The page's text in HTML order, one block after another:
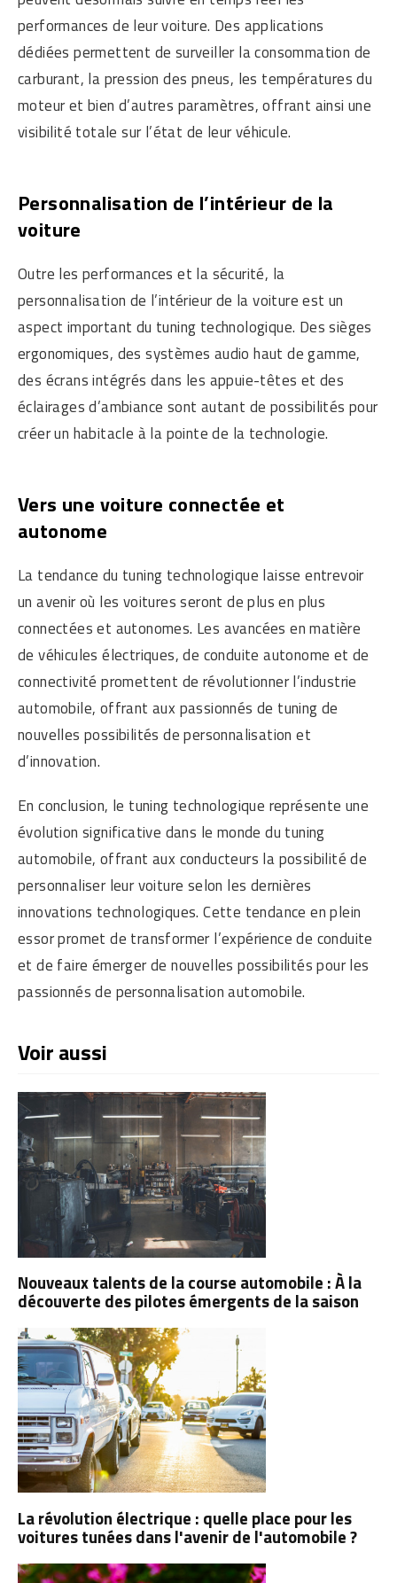
performances de leur voiture. Des applications
dédiées permettent de surveiller la consommation de
carburant, la pression des pneus, les températures du
moteur et bien d’autres paramètres, offrant ainsi une
visibilité totale sur l’état de leur véhicule.
Personnalisation de l’intérieur de la
voiture
Outre les performances et la sécurité, la
personnalisation de l’intérieur de la voiture est un
aspect important du tuning technologique. Des sièges
ergonomiques, des systèmes audio haut de gamme,
des écrans intégrés dans les appuie-têtes et des
éclairages d’ambiance sont autant de possibilités pour
créer un habitacle à la pointe de la technologie.
Vers une voiture connectée et
autonome
La tendance du tuning technologique laisse entrevoir
un avenir où les voitures seront de plus en plus
connectées et autonomes. Les avancées en matière
de véhicules électriques, de conduite autonome et de
connectivité promettent de révolutionner l’industrie
automobile, offrant aux passionnés de tuning de
nouvelles possibilités de personnalisation et
d’innovation.
En conclusion, le tuning technologique représente une
évolution significative dans le monde du tuning
automobile, offrant aux conducteurs la possibilité de
personnaliser leur voiture selon les dernières
innovations technologiques. Cette tendance en plein
essor promet de transformer l’expérience de conduite
et de faire émerger de nouvelles possibilités pour les
passionnés de personnalisation automobile.
Voir aussi
Nouveaux talents de la course automobile : À la
découverte des pilotes émergents de la saison
La révolution électrique : quelle place pour les
voitures tunées dans l'avenir de l'automobile ?